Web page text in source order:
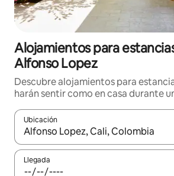
Alojamientos para
Alfonso Lopez
Descubre alojamientos para
harán sentir como en casa durante
Ubicación
Cuando los resultados estén
Llegada